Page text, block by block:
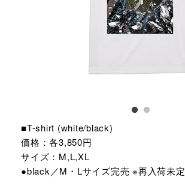
■T-shirt (white/black)
価格：各3,850円
サイズ：M,L,XL
●black／M・Lサイズ完売 ※再入荷未定